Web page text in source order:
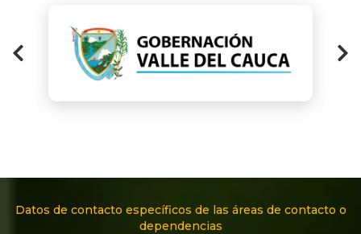
Datos de contacto específicos de las áreas de contacto o
dependencias